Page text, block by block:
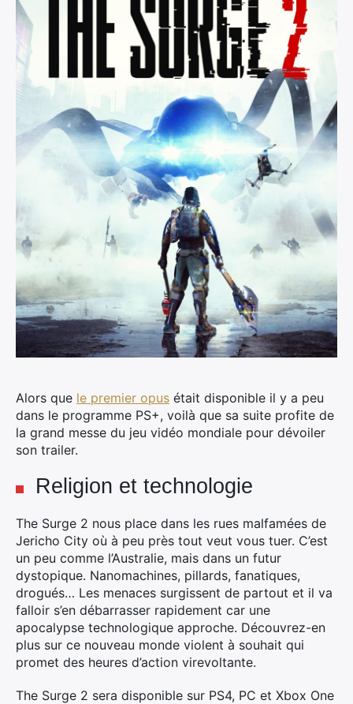
Alors que le premier opus était disponible il y a peu
dans le programme PS+, voilà que sa suite profite de
la grand messe du jeu vidéo mondiale pour dévoiler
son trailer.
Religion et technologie
The Surge 2 nous place dans les rues malfamées de
Jericho City où à peu près tout veut vous tuer. C’est
un peu comme l’Australie, mais dans un futur
dystopique. Nanomachines, pillards, fanatiques,
drogués… Les menaces surgissent de partout et il va
falloir s’en débarrasser rapidement car une
apocalypse technologique approche. Découvrez-en
plus sur ce nouveau monde violent à souhait qui
promet des heures d’action virevoltante.
The Surge 2 sera disponible sur PS4, PC et Xbox One